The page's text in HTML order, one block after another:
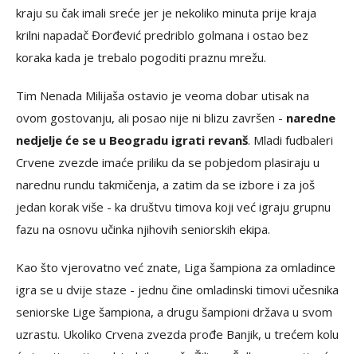
kraju su čak imali sreće jer je nekoliko minuta prije kraja
krilni napadač Đorđević predriblo golmana i ostao bez
koraka kada je trebalo pogoditi praznu mrežu.
Tim Nenada Milijaša ostavio je veoma dobar utisak na
ovom gostovanju, ali posao nije ni blizu završen - naredne
nedjelje će se u Beogradu igrati revanš. Mladi fudbaleri
Crvene zvezde imaće priliku da se pobjedom plasiraju u
narednu rundu takmičenja, a zatim da se izbore i za još
jedan korak više - ka društvu timova koji već igraju grupnu
fazu na osnovu učinka njihovih seniorskih ekipa.
Kao što vjerovatno već znate, Liga šampiona za omladince
igra se u dvije staze - jednu čine omladinski timovi učesnika
seniorske Lige šampiona, a drugu šampioni država u svom
uzrastu. Ukoliko Crvena zvezda prođe Banjik, u trećem kolu